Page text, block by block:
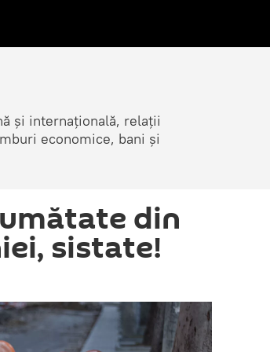
și internațională, relații
economice, bani și
din
sistate!